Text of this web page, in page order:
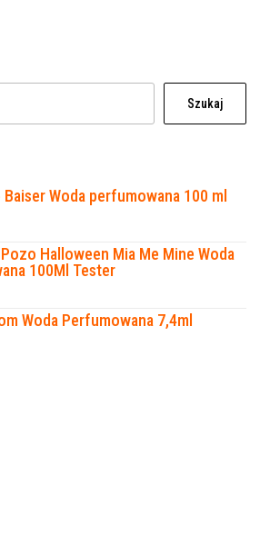
Szukaj
Woda perfumowana 100 ml
Halloween Mia Me Mine Woda
100Ml Tester
Woda Perfumowana 7,4ml